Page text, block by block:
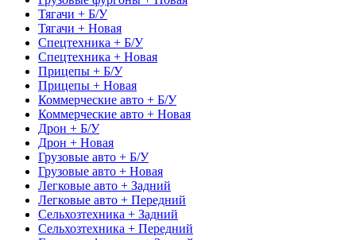
Тягачи + Б/У
Тягачи + Новая
Спецтехника + Б/У
Спецтехника + Новая
Прицепы + Б/У
Прицепы + Новая
Коммерческие авто + Б/У
Коммерческие авто + Новая
Дрон + Б/У
Дрон + Новая
Грузовые авто + Б/У
Грузовые авто + Новая
Легковые авто + Задний
Легковые авто + Передний
Сельхозтехника + Задний
Сельхозтехника + Передний